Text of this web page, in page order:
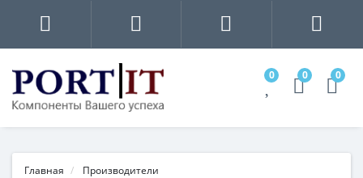
0 0 0
Главная Производители